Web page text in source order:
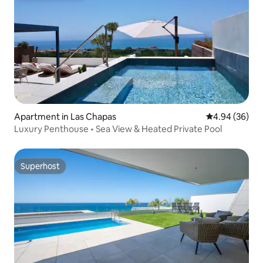
Apartment in Las Chapas 4.94 out of 5
4.94 (36)
Luxury Penthouse • Sea View & Heated Private Pool
Superhost
Superhost